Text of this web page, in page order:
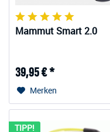
Mammut Smart 2.0
39,95 € *
Merken
TIPP!